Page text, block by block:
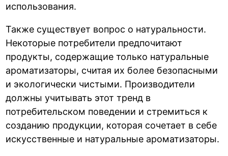
использования.
Также существует вопрос о натуральности.
Некоторые потребители предпочитают
продукты, содержащие только натуральные
ароматизаторы, считая их более безопасными
и экологически чистыми. Производители
должны учитывать этот тренд в
потребительском поведении и стремиться к
созданию продукции, которая сочетает в себе
искусственные и натуральные ароматизаторы.